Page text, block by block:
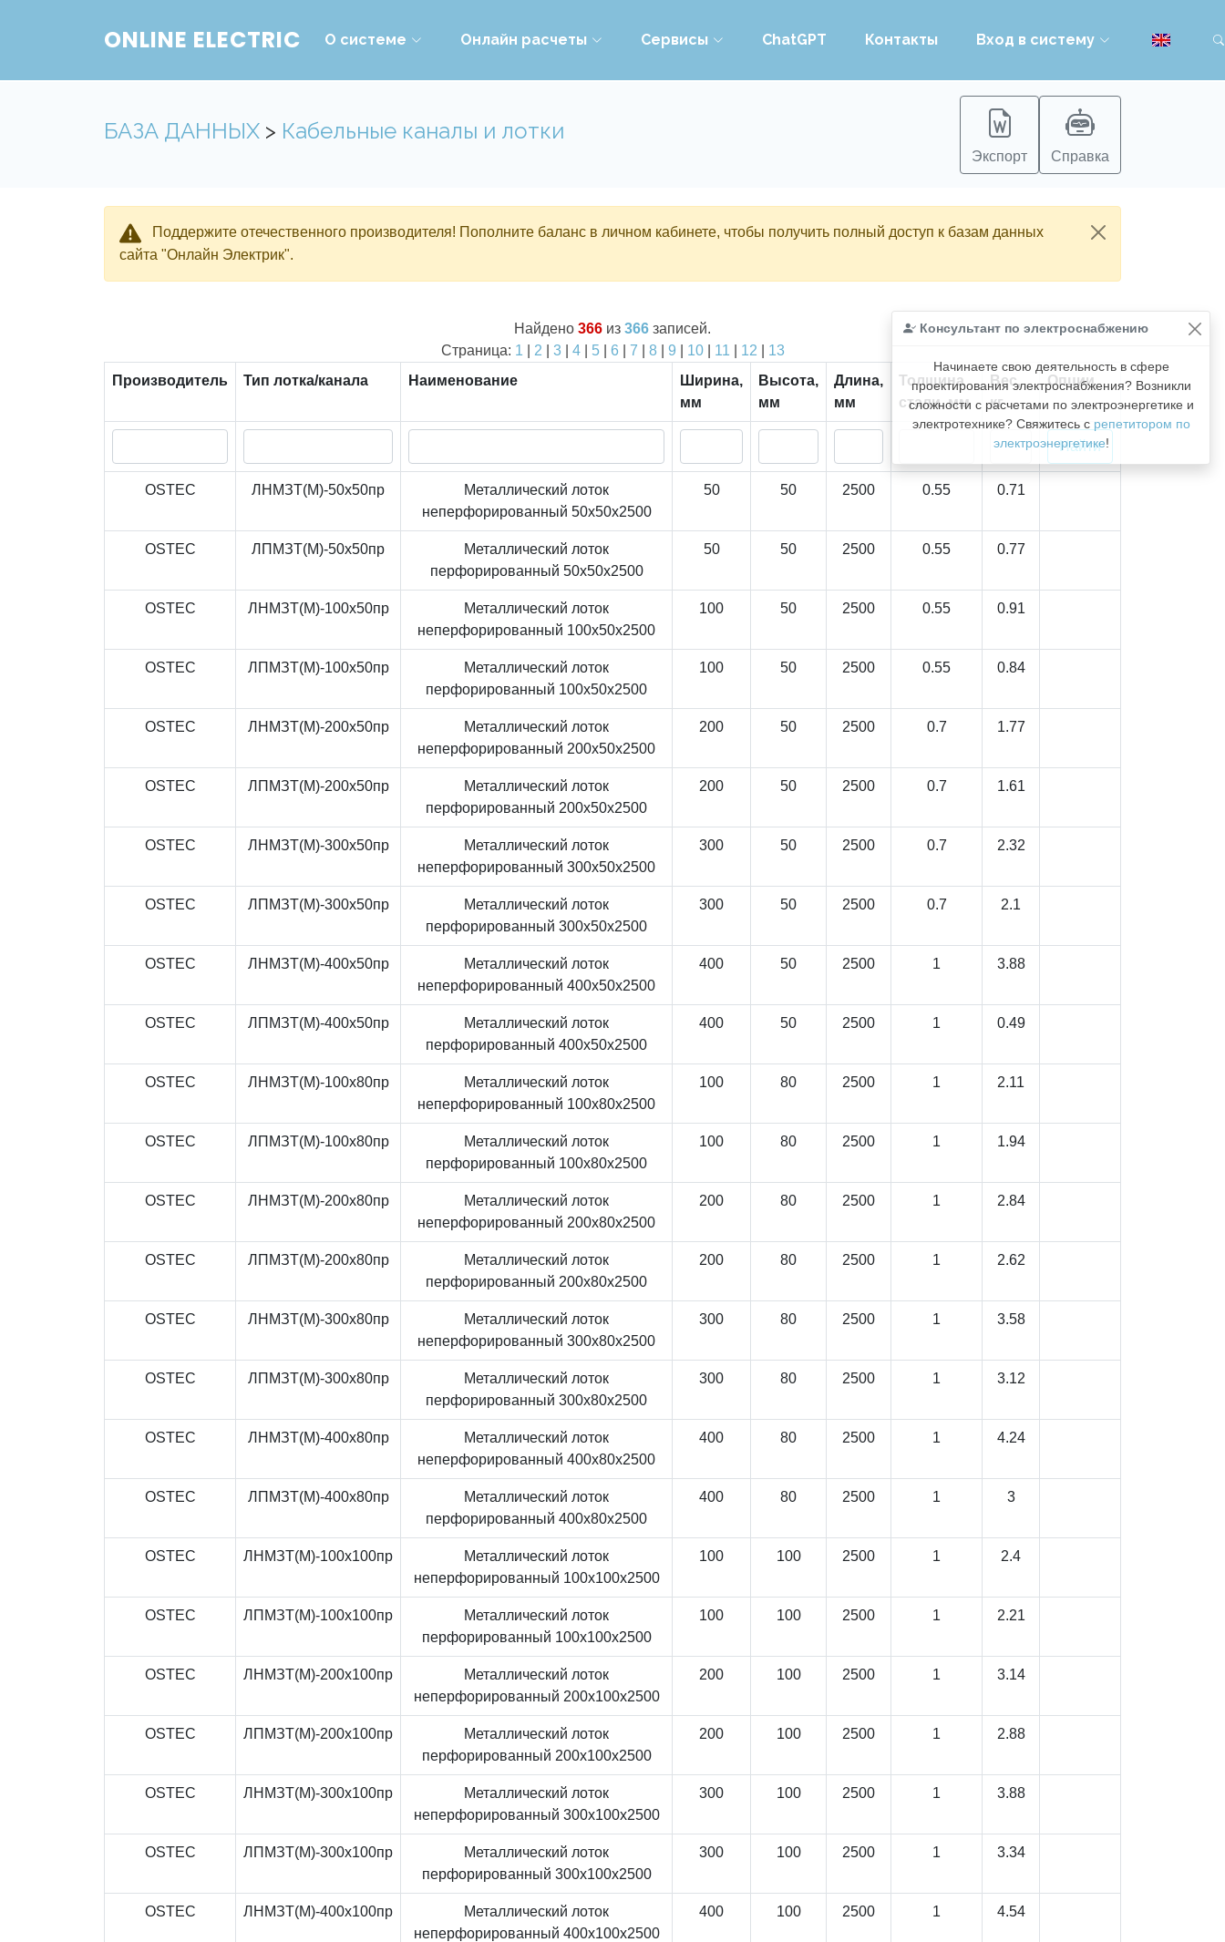
ONLINE ELECTRIC О системе Онлайн расчеты Сервисы ChatGPT Контакты Вход в систему
БАЗА ДАННЫХ > Кабельные каналы и лотки
Экспорт Справка
Поддержите отечественного производителя! Пополните баланс в личном кабинете, чтобы получить полный доступ к базам данных
сайта "Онлайн Электрик".
Консультант по электроснабжению
Начинаете свою деятельность в сфере
проектирования электроснабжения? Возникли
сложности с расчетами по электроэнергетике и
электротехнике? Свяжитесь с репетитором по
электроэнергетике!
Найдено 366 из 366 записей.
Страница: 1 2 3| 4| 5| 6 7 8| 9 10| 11 12
13
Производитель
Тип лотка/канала Наименование
Ширина,
мм
Высота,
мм
Длина,
мм
Толщина
стали, мм
Вес,
кг
Опции
OSTEC ЛНМЗТ(М)-50x50пр
Металлический лоток
неперфорированный 50x50x2500
50 50 2500 0.55 0.71
OSTEC ЛПМЗТ(М)-50x50пр
Металлический лоток
перфорированный 50x50x2500
50 50 2500 0.55 0.77
OSTEC ЛНМЗТ(М)-100x50пр
Металлический лоток
неперфорированный 100x50x2500
100 50 2500 0.55 0.91
OSTEC ЛПМЗТ(М)-100x50пр
Металлический лоток
перфорированный 100x50x2500
100 50 2500 0.55 0.84
OSTEC ЛНМЗТ(М)-200x50пр
Металлический лоток
неперфорированный 200x50x2500
200 50 2500 0.7 1.77
OSTEC ЛПМЗТ(М)-200x50пр
Металлический лоток
перфорированный 200x50x2500
200 50 2500 0.7 1.61
OSTEC ЛНМЗТ(М)-300x50пр
Металлический лоток
неперфорированный 300x50x2500
300 50 2500 0.7 2.32
OSTEC ЛПМЗТ(М)-300x50пр
Металлический лоток
перфорированный 300x50x2500
300 50 2500 0.7 2.1
OSTEC ЛНМЗТ(М)-400x50пр
Металлический лоток
неперфорированный 400x50x2500
400 50 2500 1 3.88
OSTEC ЛПМЗТ(М)-400x50пр
Металлический лоток
перфорированный 400x50x2500
400 50 2500 1 0.49
OSTEC ЛНМЗТ(М)-100x80пр
Металлический лоток
неперфорированный 100x80x2500
100 80 2500 1 2.11
OSTEC ЛПМЗТ(М)-100x80пр
Металлический лоток
перфорированный 100x80x2500
100 80 2500 1 1.94
OSTEC ЛНМЗТ(М)-200x80пр
Металлический лоток
неперфорированный 200x80x2500
200 80 2500 1 2.84
OSTEC ЛПМЗТ(М)-200x80пр
Металлический лоток
перфорированный 200x80x2500
200 80 2500 1 2.62
OSTEC ЛНМЗТ(М)-300x80пр
Металлический лоток
неперфорированный 300x80x2500
300 80 2500 1 3.58
OSTEC ЛПМЗТ(М)-300x80пр
Металлический лоток
перфорированный 300x80x2500
300 80 2500 1 3.12
OSTEC ЛНМЗТ(М)-400x80пр
Металлический лоток
неперфорированный 400x80x2500
400 80 2500 1 4.24
OSTEC ЛПМЗТ(М)-400x80пр
Металлический лоток
перфорированный 400x80x2500
400 80 2500 1 3
OSTEC ЛНМЗТ(М)-100x100пр
Металлический лоток
неперфорированный 100x100x2500
100 100 2500 1 2.4
OSTEC ЛПМЗТ(М)-100x100пр
Металлический лоток
перфорированный 100x100x2500
100 100 2500 1 2.21
OSTEC ЛНМЗТ(М)-200x100пр
Металлический лоток
неперфорированный 200x100x2500
200 100 2500 1 3.14
OSTEC ЛПМЗТ(М)-200x100пр
Металлический лоток
перфорированный 200x100x2500
200 100 2500 1 2.88
OSTEC ЛНМЗТ(М)-300x100пр
Металлический лоток
неперфорированный 300x100x2500
300 100 2500 1 3.88
OSTEC ЛПМЗТ(М)-300x100пр
Металлический лоток
перфорированный 300x100x2500
300 100 2500 1 3.34
OSTEC ЛНМЗТ(М)-400x100пр
Металлический лоток
неперфорированный 400x100x2500
400 100 2500 1 4.54